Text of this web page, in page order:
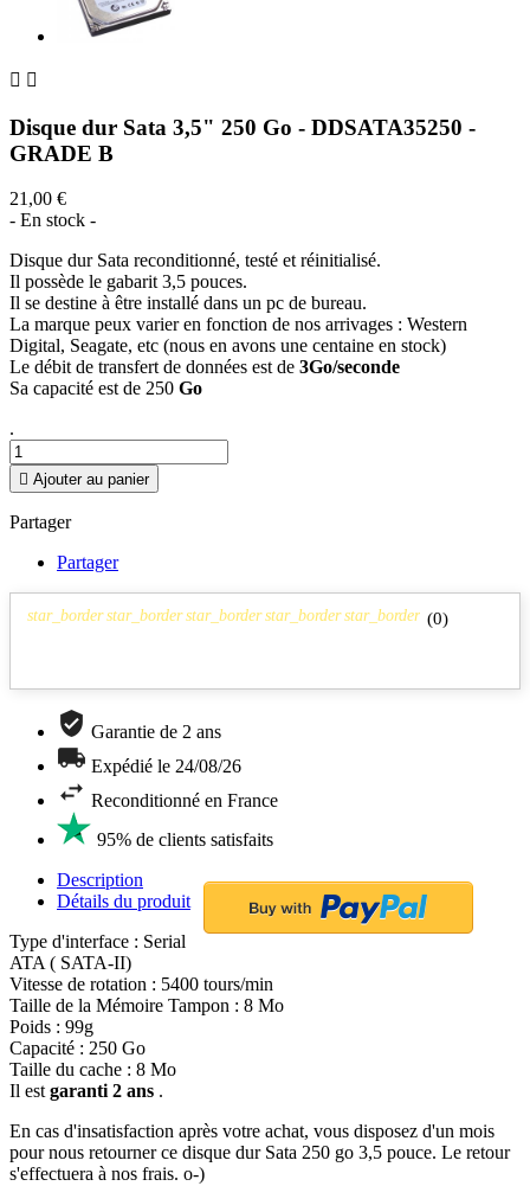
 
Disque dur Sata 3,5" 250 Go - DDSATA35250 -
GRADE B
21,00 €
- En stock -
Disque dur Sata reconditionné, testé et réinitialisé.
Il possède le gabarit 3,5 pouces.
Il se destine à être installé dans un pc de bureau.
La marque peux varier en fonction de nos arrivages : Western
Digital, Seagate, etc (nous en avons une centaine en stock)
Le débit de transfert de données est de 3Go/seconde
Sa capacité est de 250 Go
.
 Ajouter au panier
Partager
Partager
star_border star_border star_border star_border star_border (0)
Garantie de 2 ans
Expédié le 24/08/26
Reconditionné en France
95% de clients satisfaits
Description
Détails du produit
Type d'interface : Serial
ATA ( SATA-II)
Vitesse de rotation : 5400 tours/min
Taille de la Mémoire Tampon : 8 Mo
Poids : 99g
Capacité : 250 Go
Taille du cache : 8 Mo
Il estgaranti 2 ans .
En cas d'insatisfaction après votre achat, vous disposez d'un mois
pour nous retourner ce disque dur Sata 250 go 3,5 pouce. Le retour
s'effectuera à nos frais. o-)